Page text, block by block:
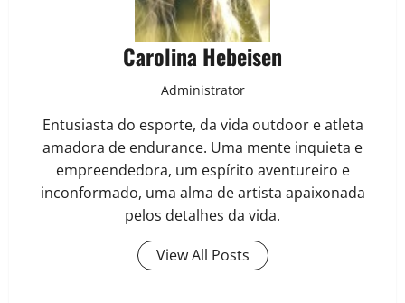
Carolina Hebeisen
Administrator
Entusiasta do esporte, da vida outdoor e atleta
amadora de endurance. Uma mente inquieta e
empreendedora, um espírito aventureiro e
inconformado, uma alma de artista apaixonada
pelos detalhes da vida.
View All Posts